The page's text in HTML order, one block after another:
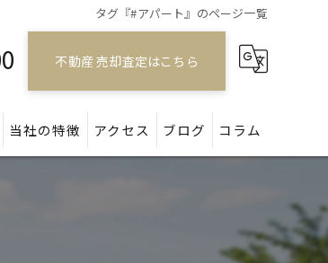
タグ『#アパート』のページ一覧
不動産 売却査定はこちら
当社の特徴 アクセス ブログ コラム